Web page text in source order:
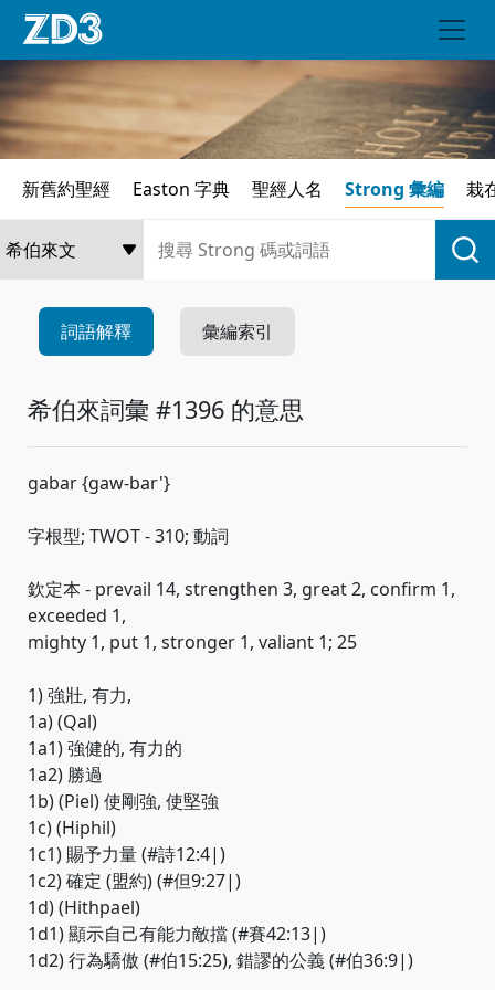
新舊約聖經 Easton 字典 聖經人名 Strong 彙編 栽
詞語解釋 彙編索引
希伯來詞彙 #1396 的意思
gabar {gaw-bar'}
字根型; TWOT - 310; 動詞
欽定本 - prevail 14, strengthen 3, great 2, confirm 1,
exceeded 1,
mighty 1, put 1, stronger 1, valiant 1; 25
1) 強壯, 有力,
1a) (Qal)
1a1) 強健的, 有力的
1a2) 勝過
1b) (Piel) 使剛強, 使堅強
1c) (Hiphil)
1c1) 賜予力量 (#詩12:4|)
1c2) 確定 (盟約) (#但9:27|)
1d) (Hithpael)
1d1) 顯示自己有能力敵擋 (#賽42:13|)
1d2) 行為驕傲 (#伯15:25), 錯謬的公義 (#伯36:9|)